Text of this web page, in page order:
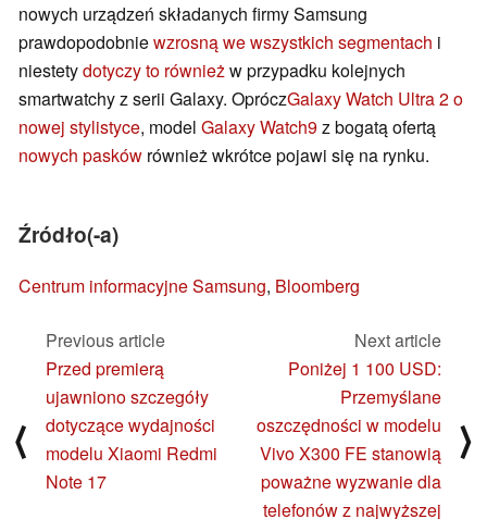
nowych urządzeń składanych firmy Samsung
prawdopodobniewzrosną we wszystkich segmentach i
niestetydotyczy to równieżw przypadku kolejnych
smartwatchy z serii Galaxy. OpróczGalaxy Watch Ultra 2 o
nowej stylistyce, model Galaxy Watch9z bogatą ofertą
nowych pasków również wkrótce pojawi się na rynku.
Źródło(-a)
Centrum informacyjne Samsung, Bloomberg
⟨
Previous article
Przed premierą
ujawniono szczegóły
dotyczące wydajności
modelu Xiaomi Redmi
Note 17
Next article
Poniżej 1 100 USD:
Przemyślane
oszczędności w modelu
Vivo X300 FE stanowią
poważne wyzwanie dla
telefonów z najwyższej
⟩